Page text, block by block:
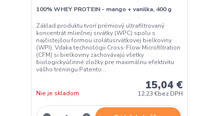
100% WHEY PROTEIN - mango + vanilka, 400 g
Základ produktu tvorí prémiový ultrafiltrovaný
koncentrát mliečnej srvátky (WPC) spolu s
najčistejšou formou izolátusrvátkovej bielkoviny
(WPI). Vďaka technológii Cross-Flow Microfiltration
(CFM) si bielkoviny zachovávajú všetky
biologickyúčinné zložky pre maximálnu efektivitu
vášho tréningu.Patento...
15,04 €
12,23 €bez DPH
Nie je skladom